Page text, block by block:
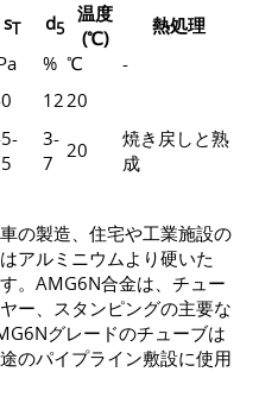
sT d5
温度
(℃)
熱処理
% ℃
-
1220
3-
7
20
焼き戻しと熟
成
の製造、住宅や工業施設の
アルミニウムより硬いた
。AMG6N合金は、チュー
ー、スタンピングの主要な
グレードのチューブは
のパイプライン敷設に使用